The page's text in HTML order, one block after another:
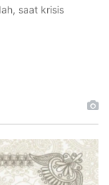
saat krisis